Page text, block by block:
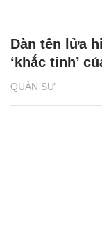
QUÂN SỰ
Dàn tên lửa
‘khắc tinh’